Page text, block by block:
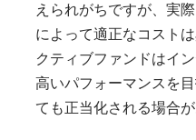
えられがちですが、実
によって適正なコスト
クティブファンドはイ
高いパフォーマンスを
ても正当化される場合が